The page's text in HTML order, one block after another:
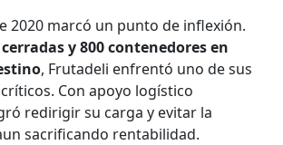
2020 marcó un punto de inflexión.
y 800 contenedores en
, Frutadeli enfrentó uno de sus
Con apoyo logístico
redirigir su carga y evitar la
sacrificando rentabilidad.